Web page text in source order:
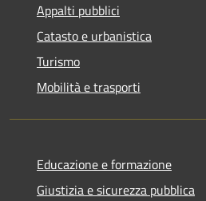
Appalti pubblici
Catasto e urbanistica
Turismo
Mobilità e trasporti
Educazione e formazione
Giustizia e sicurezza pubblica